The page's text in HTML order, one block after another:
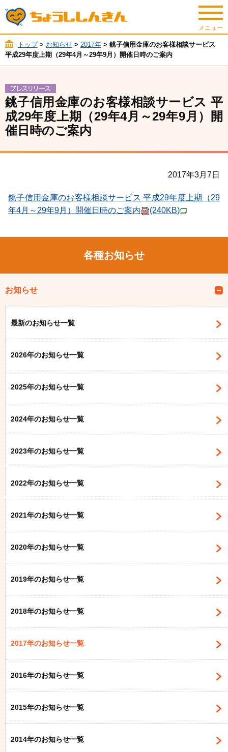
トップ> お知らせ > 2017年 > 銚子信用金庫のお客様相談サービス
平成29年度上期（29年4月～29年9月）開催日時のご案内
銚子信用金庫のお客様相談サービス 平
成29年度上期（29年4月～29年9月）開
催日時のご案内
2017年3月7日
銚子信用金庫のお客様相談サービス 平成29年度上期（29
年4月～29年9月）開催日時のご案内
(240KB)
各種お知らせ
お知らせ
最新のお知らせ一覧
2026年のお知らせ一覧
2025年のお知らせ一覧
2024年のお知らせ一覧
2023年のお知らせ一覧
2022年のお知らせ一覧
2021年のお知らせ一覧
2020年のお知らせ一覧
2019年のお知らせ一覧
2018年のお知らせ一覧
2017年のお知らせ一覧
2016年のお知らせ一覧
2015年のお知らせ一覧
2014年のお知らせ一覧